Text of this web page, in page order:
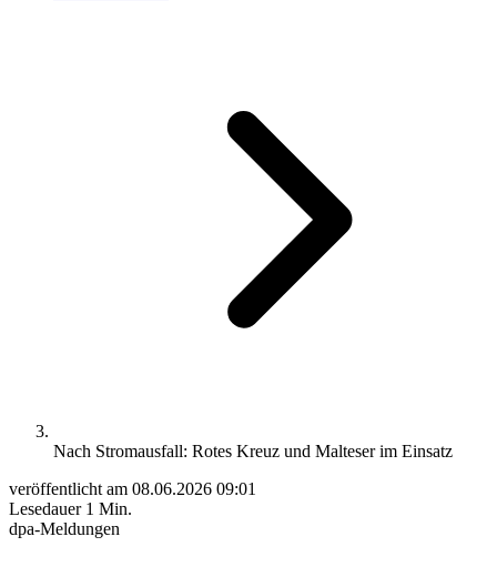
Nach Stromausfall: Rotes Kreuz und Malteser im Einsatz
veröffentlicht am 08.06.2026 09:01
Lesedauer 1 Min.
dpa-Meldungen